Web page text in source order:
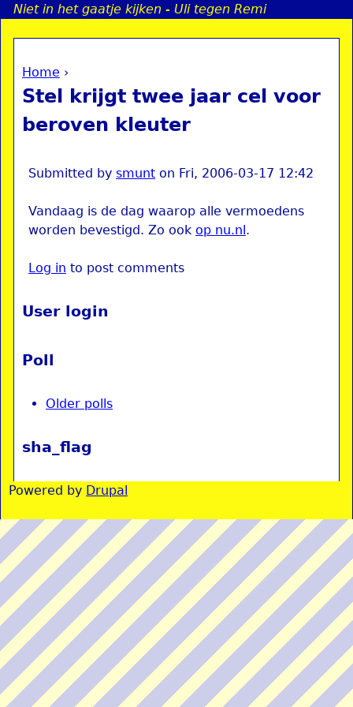
Jump to navigation
Niet in het gaatje kijken - Uli tegen Remi
You are here
Home ›
Stel krijgt twee jaar cel voor
beroven kleuter
Submitted by smunt on Fri, 2006-03-17 12:42
Vandaag is de dag waarop alle vermoedens
worden bevestigd. Zo ook op nu.nl.
Log in to post comments
User login
Poll
Older polls
sha_flag
Powered by Drupal